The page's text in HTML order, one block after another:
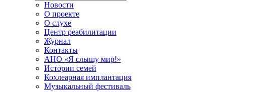
Новости
О проекте
О слухе
Центр реабилитации
Журнал
Контакты
АНО «Я слышу мир!»
Истории семей
Кохлеарная имплантация
Музыкальный фестиваль